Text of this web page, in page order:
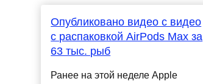
Опубликовано видео с видео
с распаковкой AirPods Max за
63 тыс. рыб
Ранее на этой неделе Apple